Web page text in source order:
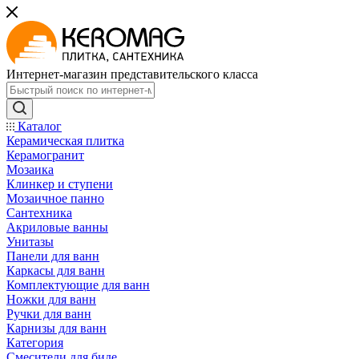
Интернет-магазин представительского класса
Каталог
Керамическая плитка
Керамогранит
Мозаика
Клинкер и ступени
Мозаичное панно
Сантехника
Акриловые ванны
Унитазы
Панели для ванн
Каркасы для ванн
Комплектующие для ванн
Ножки для ванн
Ручки для ванн
Карнизы для ванн
Категория